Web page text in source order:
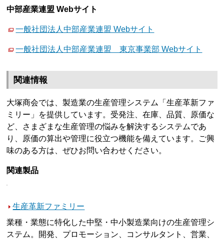
中部産業連盟 Webサイト
一般社団法人中部産業連盟 Webサイト
一般社団法人中部産業連盟 東京事業部 Webサイト
関連情報
大塚商会では、製造業の生産管理システム「生産革新ファ
ミリー」を提供しています。受発注、在庫、品質、原価な
ど、さまざまな生産管理の悩みを解決するシステムであ
り、原価の算出や管理に役立つ機能を備えています。ご興
味のある方は、ぜひお問い合わせください。
関連製品
生産革新ファミリー
業種・業態に特化した中堅・中小製造業向けの生産管理シ
ステム。開発、プロモーション、コンサルタント、営業、